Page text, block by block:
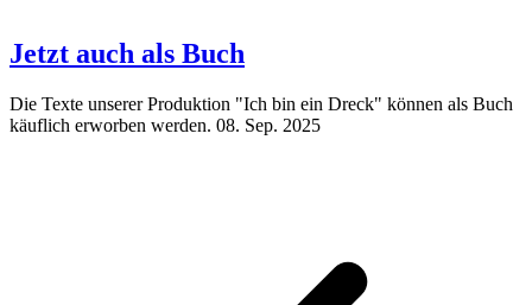
Jetzt auch als Buch
Die Texte unserer Produktion "Ich bin ein Dreck" können als Buch
käuflich erworben werden. 08. Sep. 2025